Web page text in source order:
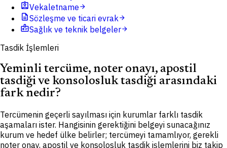
assignment_indVekaletnamearrow_forward
descriptionSözleşme ve ticari evrakarrow_forward
medical_informationSağlık ve teknik belgelerarrow_forward
Tasdik İşlemleri
Yeminli tercüme, noter onayı, apostil
tasdiği ve konsolosluk tasdiği arasındaki
fark nedir?
Tercümenin geçerli sayılması için kurumlar farklı tasdik
aşamaları ister. Hangisinin gerektiğini belgeyi sunacağınız
kurum ve hedef ülke belirler; tercümeyi tamamlıyor, gerekli
noter onay, apostil ve konsolosluk tasdik işlemlerini biz takip